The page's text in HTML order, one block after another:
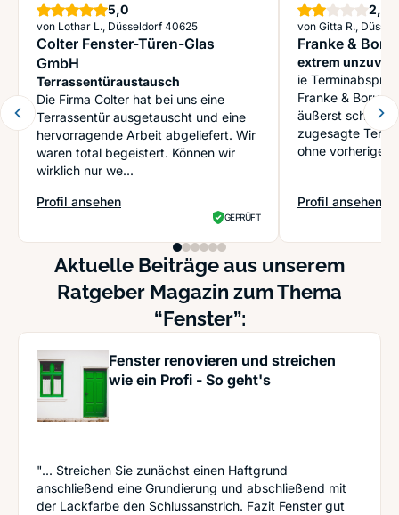
5,0Sterne
von Lothar L., Düsseldorf 40625
Colter Fenster-Türen-Glas
GmbH
Terrassentüraustausch
Die Firma Colter hat bei uns eine
Terrassentür ausgetauscht und eine
hervorragende Arbeit abgeliefert. Wir
waren total begeistert. Können wir
wirklich nur we...
Profil ansehen
: Colter Fenster-Türen-Glas GmbH
GEPRÜFT
2,0
von Gitta R.,
Franke &
extrem
ie
Franke &
äußerst
zugesagte
ohne vorherige
Profil ansehen
: Franke &
Aktuelle Beiträge aus unserem
Ratgeber Magazin zum Thema
“Fenster”:
Fenster renovieren und streichen
wie ein Profi - So geht's
"... Streichen Sie zunächst einen Haftgrund
anschließend eine Grundierung und abschließend mit
der Lackfarbe den Schlussanstrich. Fazit Fenster gut